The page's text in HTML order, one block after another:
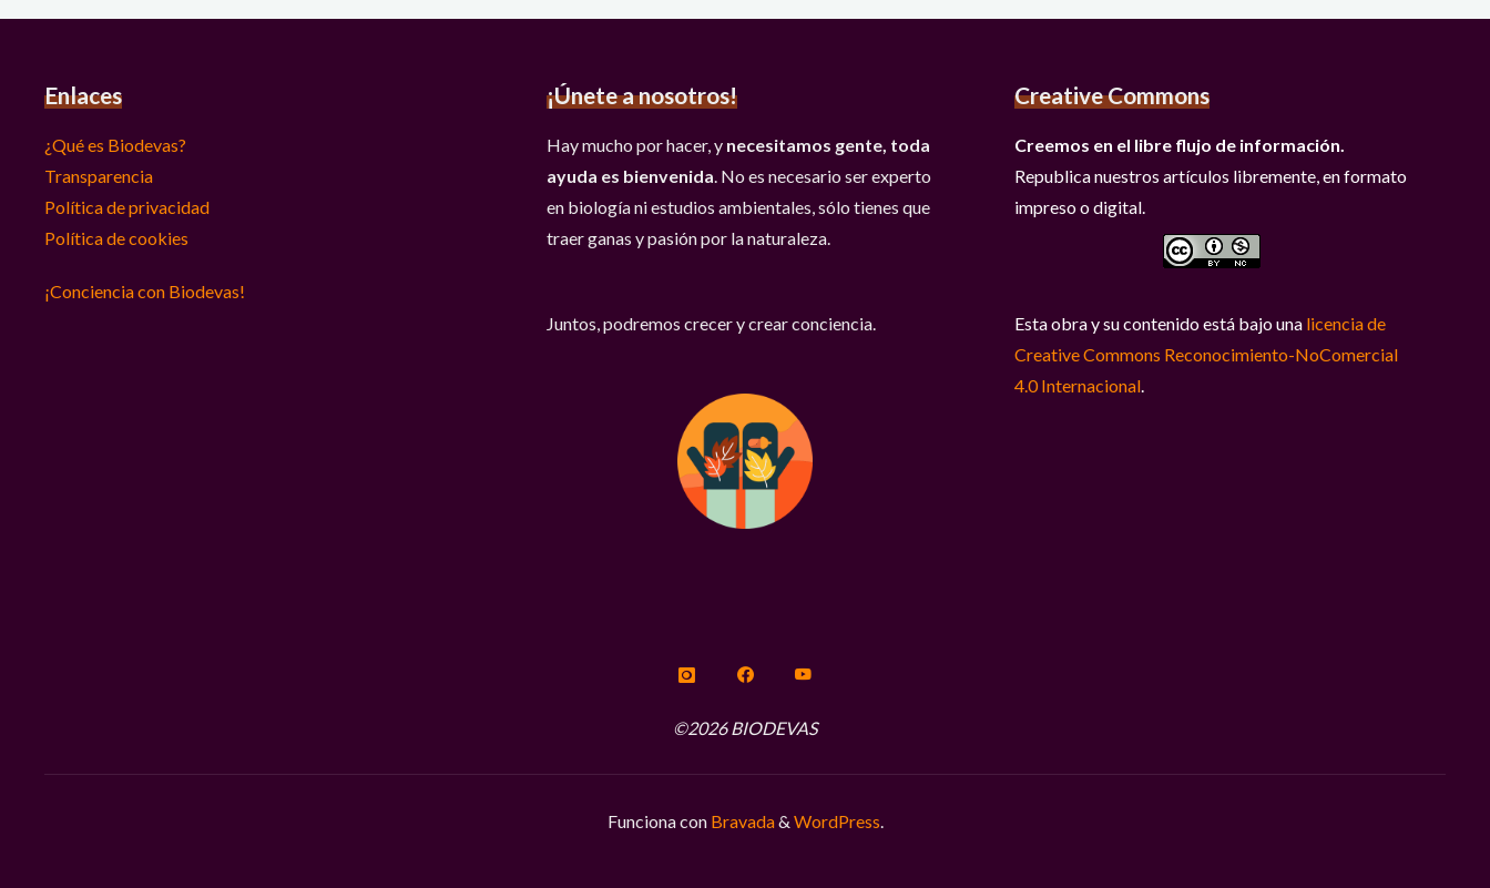
Enlaces
¿Qué es Biodevas?
Transparencia
Política de privacidad
Política de cookies
¡Conciencia con Biodevas!
¡Únete a nosotros!
Hay mucho por hacer, y necesitamos gente, toda
ayuda es bienvenida. No es necesario ser experto
en biología ni estudios ambientales, sólo tienes que
traer ganas y pasión por la naturaleza.
Juntos, podremos crecer y crear conciencia.
Creative Commons
Creemos en el libre flujo de información.
Republica nuestros artículos libremente, en formato
impreso o digital.
Esta obra y su contenido está bajo una licencia de
Creative Commons Reconocimiento-NoComercial
4.0 Internacional.
©2026 BIODEVAS
Funciona conBravada& WordPress.